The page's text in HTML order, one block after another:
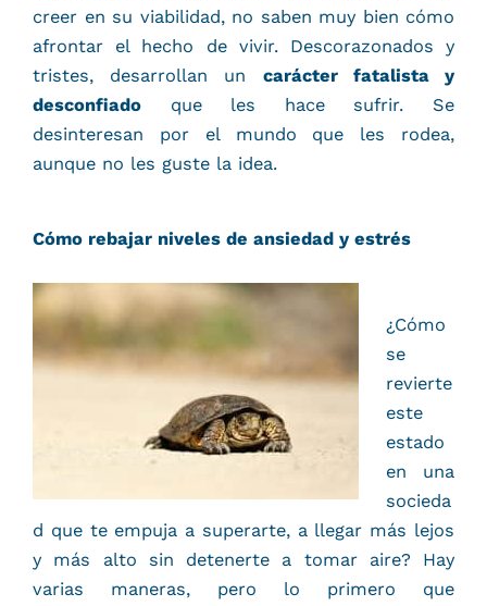
creer en su viabilidad, no saben muy bien cómo
afrontar el hecho de vivir. Descorazonados y
tristes, desarrollan un carácter fatalista y
desconfiado que les hace sufrir. Se
desinteresan por el mundo que les rodea,
aunque no les guste la idea.
Cómo rebajar niveles de ansiedad y estrés
¿Cómo
se
revierte
este
estado
en una
socieda
d que te empuja a superarte, a llegar más lejos
y más alto sin detenerte a tomar aire? Hay
varias maneras, pero lo primero que